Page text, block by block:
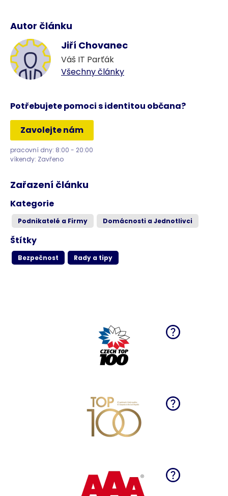
Autor článku
Jiří Chovanec
Váš IT Parťák
Všechny články
Potřebujete pomoci s identitou občana?
Zavolejte nám
pracovní dny: 8:00 - 20:00
víkendy: Zavřeno
Zařazení článku
Kategorie
Podnikatelé a Firmy Domácnosti a Jednotlivci
Štítky
Bezpečnost Rady a tipy